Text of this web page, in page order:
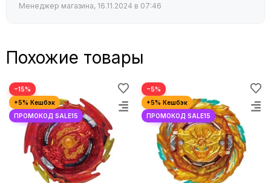
Менеджер магазина, 16.11.2024 в 07:46
Похожие товары
−15% −5%